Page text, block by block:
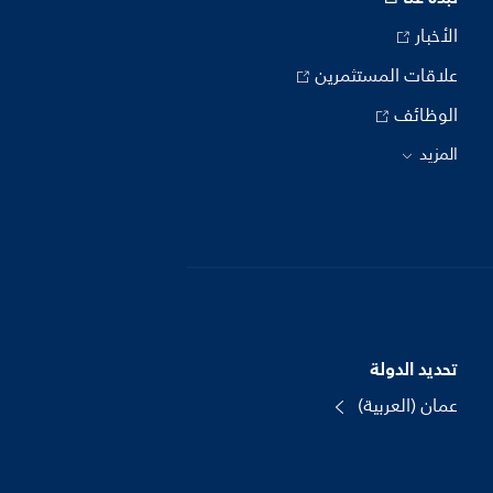
الأخبار
علاقات المستثمرين
الوظائف
المزيد
تحديد الدولة
عمان (العربية)